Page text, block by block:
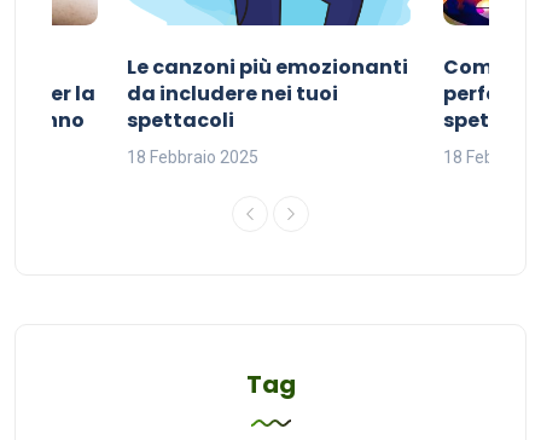
per la
sonno
Le canzoni più emozionanti
da includere nei tuoi
spettacoli
18 Febbraio 2025
Come
perfetta
18 Febbraio
Tag